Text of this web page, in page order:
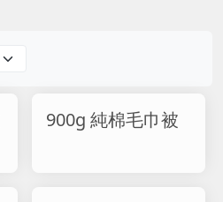
900g 純棉毛巾被